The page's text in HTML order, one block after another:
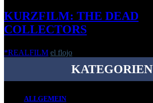
KURZFILM: THE DEAD
COLLECTORS
*REALFILM el flojo
KATEGORIEN
ALLGEMEIN